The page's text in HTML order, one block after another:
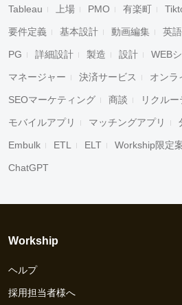
Tableau 上場 PMO 有楽町
要件定義 基本設計 動画編集 英語
PG 詳細設計 製造 設計 WEB
マネージャー 決済サービス オンラ
SEOマーケティング 商談 リクル
モバイルアプリ マッチングアプリ
Embulk ETL ELT Workship限定
ChatGPT
Workship
ヘルプ
採用担当者様へ